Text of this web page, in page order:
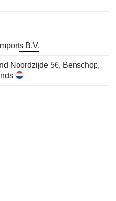
B.V.
Noordzijde 56, Benschop,